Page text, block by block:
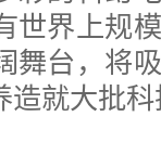
世界上规
舞台，将
造就大批